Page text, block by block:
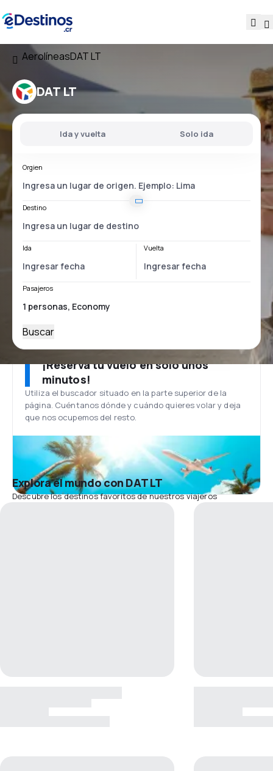
AerolíneasDAT LT
DAT LT
Ida y vuelta Solo ida
Orgien
Destino
Ida Vuelta
Pasajeros
Buscar
¡Reserva tu vuelo en solo unos
minutos!
Utiliza el buscador situado en la parte superior de la
página. Cuéntanos dónde y cuándo quieres volar y deja
que nos ocupemos del resto.
Explora el mundo con DAT LT
Descubre los destinos favoritos de nuestros viajeros